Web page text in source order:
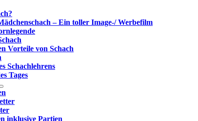
– Ein toller Image-/ Werbefilm
Vorteile von Schach‎
Schachlehrens
Tages
inklusive Partien